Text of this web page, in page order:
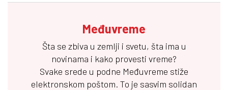
Međuvreme
Šta se zbiva u zemlji i svetu, šta ima u
novinama i kako provesti vreme?
Svake srede u podne Međuvreme stiže
elektronskom poštom. To je sasvim solidan